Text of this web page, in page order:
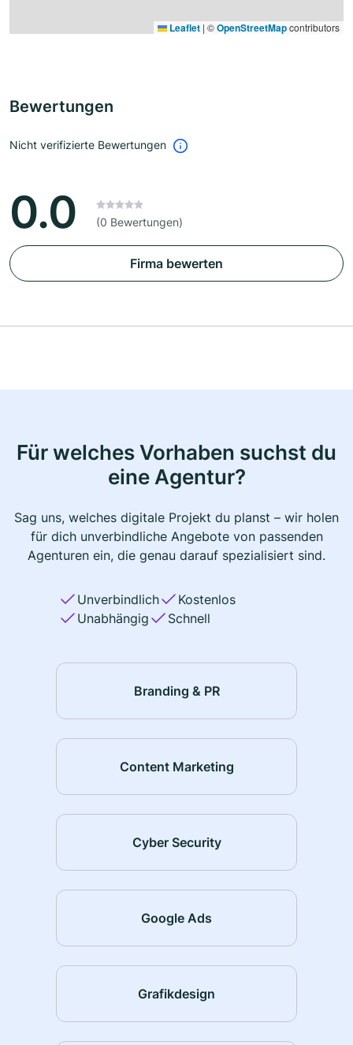
Leaflet | ©OpenStreetMapcontributors
Bewertungen
Nicht verifizierte Bewertungen
0.0 (0 Bewertungen)
Firma bewerten
Für welches Vorhaben suchst du
eine Agentur?
Sag uns, welches digitale Projekt du planst – wir holen
für dich unverbindliche Angebote von passenden
Agenturen ein, die genau darauf spezialisiert sind.
Unverbindlich
Kostenlos
Unabhängig
Schnell
Branding & PR
Content Marketing
Cyber Security
Google Ads
Grafikdesign